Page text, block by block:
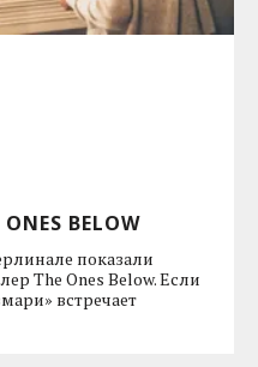
BELOW
показали
The Ones Below. Если
встречает